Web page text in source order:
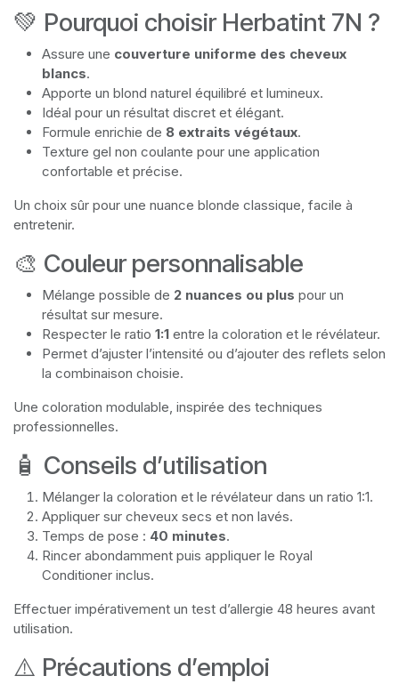
💚 Pourquoi choisir Herbatint 7N ?
Assure une couverture uniforme des cheveux
blancs.
Apporte un blond naturel équilibré et lumineux.
Idéal pour un résultat discret et élégant.
Formule enrichie de 8 extraits végétaux.
Texture gel non coulante pour une application
confortable et précise.
Un choix sûr pour une nuance blonde classique, facile à
entretenir.
🎨 Couleur personnalisable
Mélange possible de 2 nuances ou plus pour un
résultat sur mesure.
Respecter le ratio 1:1 entre la coloration et le révélateur.
Permet d’ajuster l’intensité ou d’ajouter des reflets selon
la combinaison choisie.
Une coloration modulable, inspirée des techniques
professionnelles.
🧴 Conseils d’utilisation
Mélanger la coloration et le révélateur dans un ratio 1:1.
Appliquer sur cheveux secs et non lavés.
Temps de pose : 40 minutes.
Rincer abondamment puis appliquer le Royal
Conditioner inclus.
Effectuer impérativement un test d’allergie 48 heures avant
utilisation.
⚠️ Précautions d’emploi